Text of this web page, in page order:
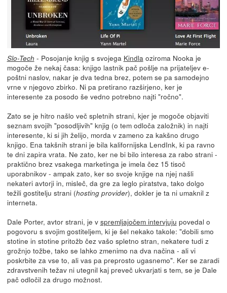
Slo-Tech - Posojanje knjig s svojega Kindlaoziroma Nooka je
mogoče že nekaj časa: knjigo lastnik pač pošlje na prijateljev e-
poštni naslov, nakar je dva tedna brez, potem se pa samodejno
vrne v njegovo zbirko. Ni pa pretirano razširjeno, ker je
interesente za posodo še vedno potrebno najti "ročno".
Zato se je hitro našlo več spletnih strani, kjer je mogoče objaviti
seznam svojih "posodljivih" knjig (o tem odloča založnik) in najti
interesente, ki si jih želijo, morda v zameno za kakšno drugo
knjigo. Ena takšnih strani je bila kalifornijska LendInk, ki pa ravno
te dni zapira vrata. Ne zato, ker ne bi bilo interesa za rabo strani -
praktično brez vsakega marketinga je imela čez 15 tisoč
uporabnikov - ampak zato, ker so svoje knjige na njej našli
nekateri avtorji in, misleč, da gre za leglo piratstva, tako dolgo
težili gostitelju strani (hosting provider), dokler je ta ni umaknil z
interneta.
Dale Porter, avtor strani, je v spremljajočem intervjuju povedal o
pogovoru s svojim gostiteljem, ki je šel nekako takole: "dobili smo
stotine in stotine pritožb čez vašo spletno stran, nekatere tudi z
grožnjo tožbe, tako se lahko zmenimo na dva načina - ali vi
poskrbite za vse to, ali vas pa preprosto ugasnemo". Ker se zaradi
zdravstvenih težav ni utegnil kaj preveč ukvarjati s tem, se je Dale
pač odločil za drugo možnost.